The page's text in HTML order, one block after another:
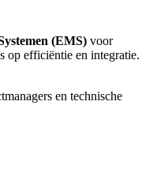
(EMS) voor
op efficiëntie en integratie.
en technische